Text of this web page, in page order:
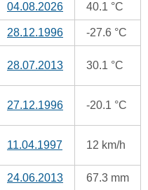
04.08.2026 40.1 °C
28.12.1996 -27.6 °C
28.07.2013 30.1 °C
27.12.1996 -20.1 °C
11.04.1997 12 km/h
24.06.2013 67.3 mm